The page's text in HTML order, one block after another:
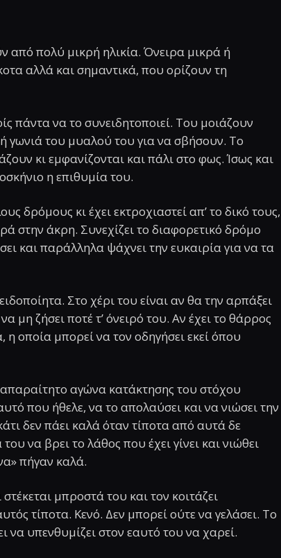
από πολύ μικρή ηλικία. Όνειρα μικρά ή
αλλά και σημαντικά, που ορίζουν τη
πάντα να το συνειδητοποιεί. Του μοιάζουν
γωνιά του μυαλού του για να σβήσουν. Το
κι εμφανίζονται και πάλι στο φως. Ίσως και
η επιθυμία του.
δρόμους κι έχει εκτροχιαστεί απ’ το δικό τους,
στην άκρη. Συνεχίζει το διαφορετικό δρόμο
και παράλληλα ψάχνει την ευκαιρία για να τα
Στο χέρι του είναι αν θα την αρπάξει
μη ζήσει ποτέ τ’ όνειρό του. Αν έχει το θάρρος
οποία μπορεί να τον οδηγήσει εκεί όπου
απαραίτητο αγώνα κατάκτησης του στόχου
που ήθελε, να το απολαύσει και να νιώσει την
δεν πάει καλά όταν τίποτα από αυτά δε
να βρει το λάθος που έχει γίνει και νιώθει
πήγαν καλά.
μπροστά του και τον κοιτάζει
τίποτα. Κενό. Δεν μπορεί ούτε να γελάσει. Το
να υπενθυμίζει στον εαυτό του να χαρεί.